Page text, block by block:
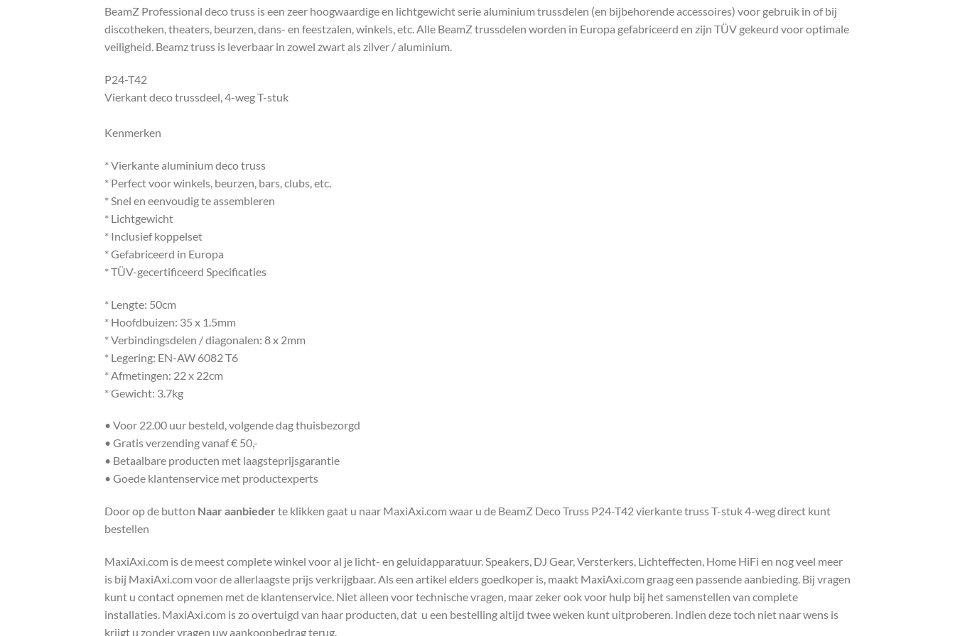
BeamZ Professional deco truss is een zeer hoogwaardige en lichtgewicht serie aluminium trussdelen (en bijbehorende accessoires) voor gebruik in of bij
discotheken, theaters, beurzen, dans- en feestzalen, winkels, etc. Alle BeamZ trussdelen worden in Europa gefabriceerd en zijn TÜV gekeurd voor optimale
veiligheid. Beamz truss is leverbaar in zowel zwart als zilver / aluminium.
P24-T42
Vierkant deco trussdeel, 4-weg T-stuk
Kenmerken
* Vierkante aluminium deco truss
* Perfect voor winkels, beurzen, bars, clubs, etc.
* Snel en eenvoudig te assembleren
* Lichtgewicht
* Inclusief koppelset
* Gefabriceerd in Europa
* TÜV-gecertificeerd Specificaties
* Lengte: 50cm
* Hoofdbuizen: 35 x 1.5mm
* Verbindingsdelen / diagonalen: 8 x 2mm
* Legering: EN-AW 6082 T6
* Afmetingen: 22 x 22cm
* Gewicht: 3.7kg
• Voor 22.00 uur besteld, volgende dag thuisbezorgd
• Gratis verzending vanaf € 50,-
• Betaalbare producten met laagsteprijsgarantie
• Goede klantenservice met productexperts
Door op de button Naar aanbieder te klikken gaat u naar MaxiAxi.com waar u de BeamZ Deco Truss P24-T42 vierkante truss T-stuk 4-weg direct kunt
bestellen
MaxiAxi.com is de meest complete winkel voor al je licht- en geluidapparatuur. Speakers, DJ Gear, Versterkers, Lichteffecten, Home HiFi en nog veel meer
is bij MaxiAxi.com voor de allerlaagste prijs verkrijgbaar. Als een artikel elders goedkoper is, maakt MaxiAxi.com graag een passende aanbieding. Bij vragen
kunt u contact opnemen met de klantenservice. Niet alleen voor technische vragen, maar zeker ook voor hulp bij het samenstellen van complete
installaties. MaxiAxi.com is zo overtuigd van haar producten, dat u een bestelling altijd twee weken kunt uitproberen. Indien deze toch niet naar wens is
krijgt u zonder vragen uw aankoopbedrag terug.